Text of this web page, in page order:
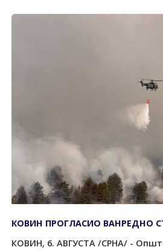
КОВИН ПРОГЛАСИО ВАНРЕДНО
КОВИН, 6. АВГУСТА /СРНА/ -